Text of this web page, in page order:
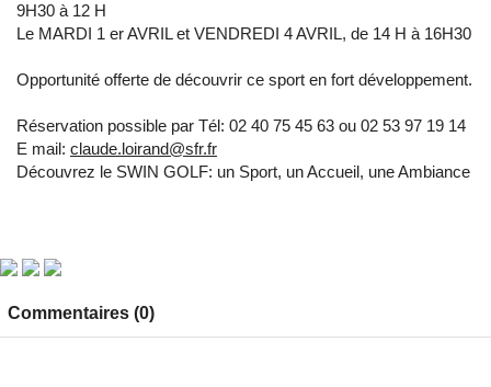
9H30 à 12 H
Le MARDI 1 er AVRIL et VENDREDI 4 AVRIL, de 14 H à 16H30
Opportunité offerte de découvrir ce sport en fort développement.
Réservation possible par Tél: 02 40 75 45 63 ou 02 53 97 19 14
E mail: claude.loirand@sfr.fr
Découvrez le SWIN GOLF: un Sport, un Accueil, une Ambiance
Commentaires (0)